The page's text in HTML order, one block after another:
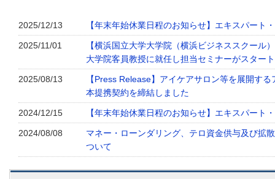
2025/12/13 【年末年始休業日程のお知らせ】エキスパート
2025/11/01
【横浜国立大学大学院（横浜ビジネススクール
大学院客員教授に就任し担当セミナーがスター
2025/08/13
【Press Release】アイケアサロン等を展開す
本提携契約を締結しました
2024/12/15 【年末年始休業日程のお知らせ】エキスパート
2024/08/08
マネー・ローンダリング、テロ資金供与及び拡
ついて